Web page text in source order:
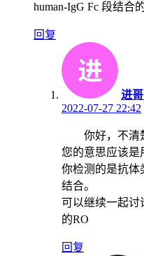
human-IgG Fc 段结合
回复
进
2022-07-27 22:42
你好，不清
您的意思应该是
你检测的是抗体
结合。
可以继续一起讨
的RO
回复